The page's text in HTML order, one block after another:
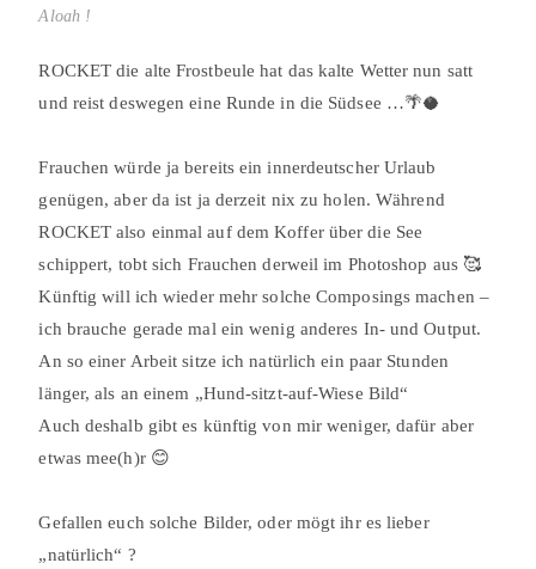
Aloah !
ROCKET die alte Frostbeule hat das kalte Wetter nun satt
und reist deswegen eine Runde in die Südsee …🌴🥥⠀
Frauchen würde ja bereits ein innerdeutscher Urlaub
genügen, aber da ist ja derzeit nix zu holen. Während
ROCKET also einmal auf dem Koffer über die See
schippert, tobt sich Frauchen derweil im Photoshop aus 🥰⠀
Künftig will ich wieder mehr solche Composings machen –
ich brauche gerade mal ein wenig anderes In- und Output.
An so einer Arbeit sitze ich natürlich ein paar Stunden
länger, als an einem „Hund-sitzt-auf-Wiese Bild“⠀
Auch deshalb gibt es künftig von mir weniger, dafür aber
etwas mee(h)r 😊⠀
Gefallen euch solche Bilder, oder mögt ihr es lieber
„natürlich“ ?⠀